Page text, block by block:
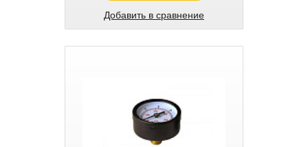
Добавить в сравнение